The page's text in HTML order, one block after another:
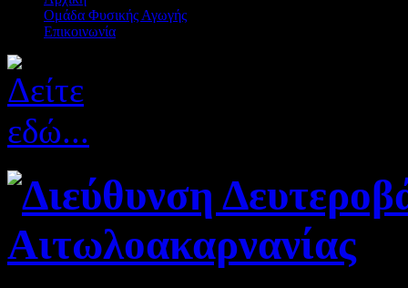
Ομάδα Φυσικής Αγωγής
Επικοινωνία